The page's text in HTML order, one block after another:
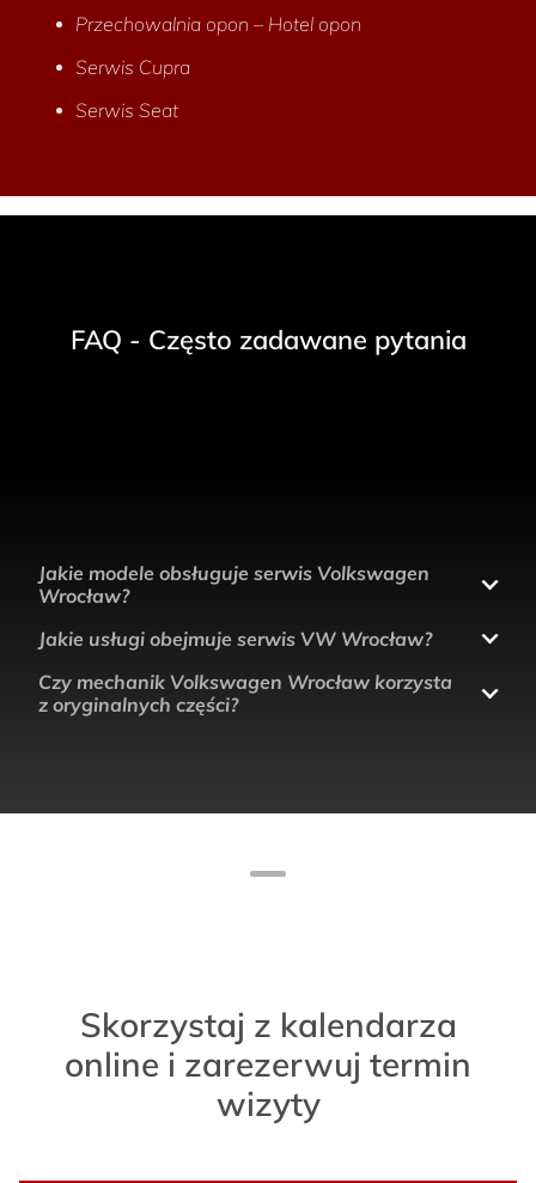
Przechowalnia opon – Hotel opon
Serwis Cupra
Serwis Seat
FAQ - Często zadawane pytania
Jakie modele obsługuje serwis Volkswagen
Wrocław?
Jakie usługi obejmuje serwis VW Wrocław?
Czy mechanik Volkswagen Wrocław korzysta
z oryginalnych części?
Skorzystaj z kalendarza
online i zarezerwuj termin
wizyty